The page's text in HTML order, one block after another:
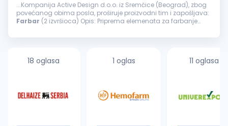
...Kompanija Active Design d.o.o. iz Sremčice (Beograd), zbog
povećanog obima posla, proširuje proizvodni tim i zapošljava:
Farbar (2 izvršioca) Opis: Priprema elemenata za farbanje
Nudimo...
18 oglasa 1 oglas 11 oglasa